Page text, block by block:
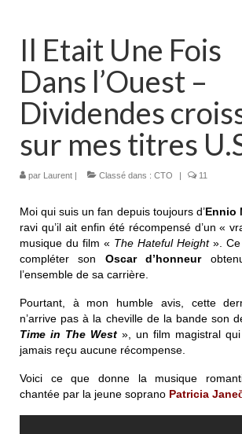
Il Etait Une Fois
Dans l’Ouest –
Dividendes
sur mes titres
par Laurent | Classé dans : CTO | 11
Moi qui suis un fan depuis toujours d’Ennio
ravi qu’il ait enfin été récompensé d’un «
musique du film « The Hateful Height». Ce
compléter son Oscar d’honneur
l’ensemble de sa carrière.
Pourtant, à mon humble avis, cette
n’arrive pas à la cheville de la bande son
Time in The West », un film magistral qui
jamais reçu aucune récompense.
Voici ce que donne la musique
chantée par la jeune soprano Patricia Janeč